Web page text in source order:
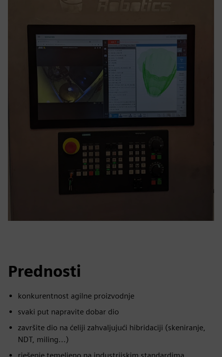
Prednosti
konkurentnost agilne proizvodnje
svaki put napravite dobar dio
završite dio na ćeliji zahvaljujući hibridaciji (skeniranje,
NDT, miling...)